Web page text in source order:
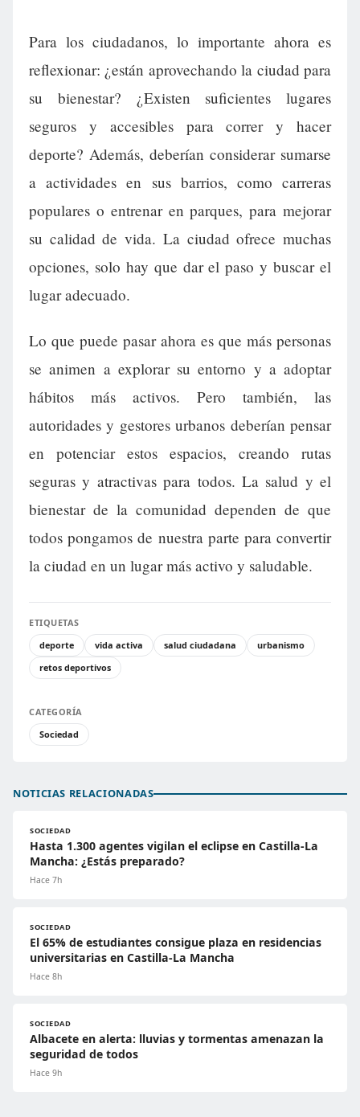
Para los ciudadanos, lo importante ahora es
reflexionar: ¿están aprovechando la ciudad para
su bienestar? ¿Existen suficientes lugares
seguros y accesibles para correr y hacer
deporte? Además, deberían considerar sumarse
a actividades en sus barrios, como carreras
populares o entrenar en parques, para mejorar
su calidad de vida. La ciudad ofrece muchas
opciones, solo hay que dar el paso y buscar el
lugar adecuado.
Lo que puede pasar ahora es que más personas
se animen a explorar su entorno y a adoptar
hábitos más activos. Pero también, las
autoridades y gestores urbanos deberían pensar
en potenciar estos espacios, creando rutas
seguras y atractivas para todos. La salud y el
bienestar de la comunidad dependen de que
todos pongamos de nuestra parte para convertir
la ciudad en un lugar más activo y saludable.
ETIQUETAS
deporte
vida activa salud ciudadana
urbanismo
retos deportivos
CATEGORÍA
Sociedad
NOTICIAS RELACIONADAS
SOCIEDAD
Hasta 1.300 agentes vigilan el eclipse en Castilla-La
Mancha: ¿Estás preparado?
Hace 7h
SOCIEDAD
El 65% de estudiantes consigue plaza en residencias
universitarias en Castilla-La Mancha
Hace 8h
SOCIEDAD
Albacete en alerta: lluvias y tormentas amenazan la
seguridad de todos
Hace 9h